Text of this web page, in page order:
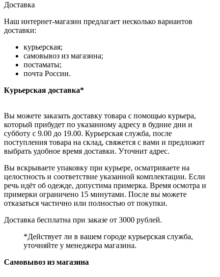
Доставка
Наш интернет-магазин предлагает несколько вариантов
доставки:
курьерская;
самовывоз из магазина;
постаматы;
почта России.
Курьерская доставка*
Вы можете заказать доставку товара с помощью курьера,
который прибудет по указанному адресу в будние дни и
субботу с 9.00 до 19.00. Курьерская служба, после
поступления товара на склад, свяжется с вами и предложит
выбрать удобное время доставки. Уточнит адрес.
Вы вскрываете упаковку при курьере, осматриваете на
целостность и соответствие указанной комплектации. Если
речь идёт об одежде, допустима примерка. Время осмотра и
примерки ограничено 15 минутами. После вы можете
отказаться частично или полностью от покупки.
Доставка бесплатна при заказе от 3000 рублей.
*Действует ли в вашем городе курьерская служба,
уточняйте у менеджера магазина.
Самовывоз из магазина